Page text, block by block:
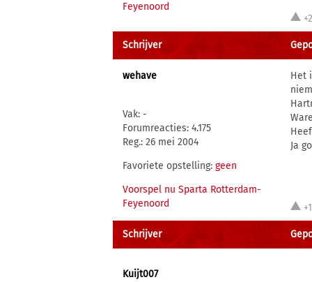
Feyenoord
Schrijver
wehave
Vak: -
Forumreacties: 4.175
Reg.: 26 mei 2004
Favoriete opstelling: geen
Voorspel nu Sparta Rotterdam-
Feyenoord
Het
Ja
Schrijver
Kuijt007